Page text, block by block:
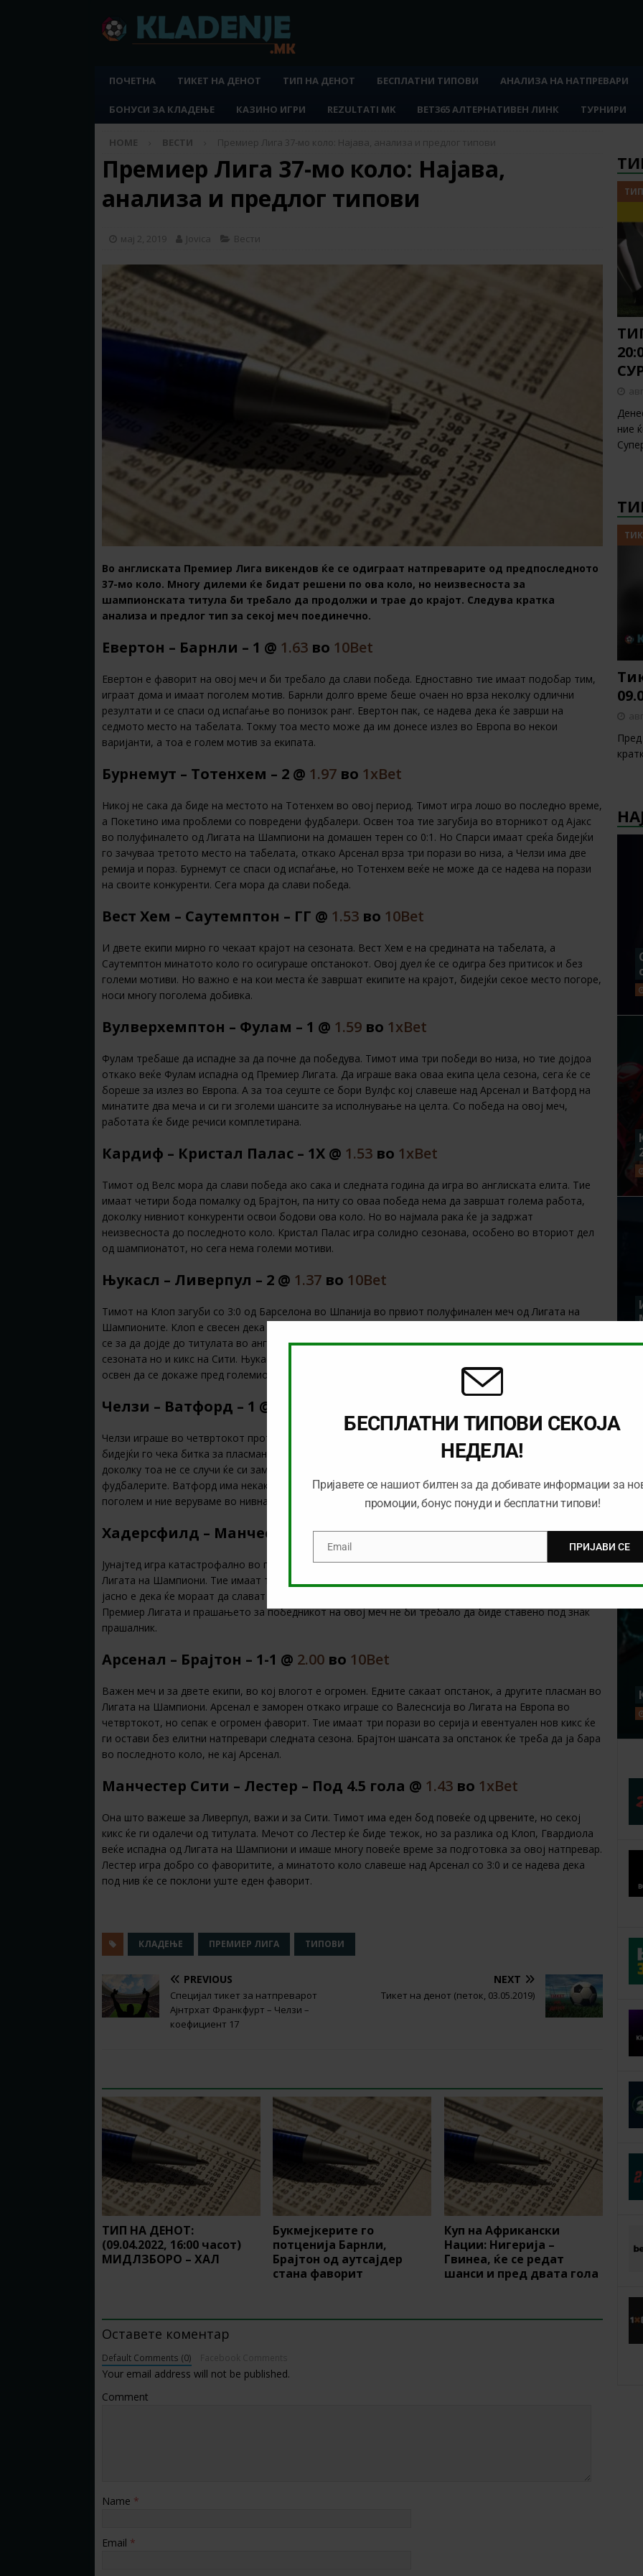
ПОЧЕТНА ТИКЕТ НА ДЕНОТ ТИП НА ДЕНОТ БЕСПЛАТНИ ТИПОВИ АНАЛИЗА НА НАТПРЕВАРИ
БОНУСИ ЗА КЛАДЕЊЕ КАЗИНО ИГРИ REZULTATI MK BET365 АЛТЕРНАТИВЕН ЛИНК ТУРНИРИ
HOME ВЕСТИ Премиер Лига 37-мо коло: Најава, анализа и предлог типови
Премиер Лига 37-мо коло: Најава,
анализа и предлог типови
мај 2, 2019 Jovica Вести
Во англиската Премиер Лига викендов ќе се одиграат натпреварите од предпоследното
37-мо коло. Многу дилеми ќе бидат решени по ова коло, но неизвесноста за
шампионската титула би требало да продолжи и трае до крајот. Следува кратка
анализа и предлог тип за секој меч поединечно.
Евертон – Барнли – 1 @ 1.63 во 10Bet
Евертон е фаворит на овој меч и би требало да слави победа. Едноставно тие имаат подобар тим,
играат дома и имаат поголем мотив. Барнли долго време беше очаен но врза неколку одлични
резултати и се спаси од испаѓање во понизок ранг. Евертон пак, се надева дека ќе заврши на
седмото место на табелата. Токму тоа место може да им донесе излез во Европа во некои
варијанти, а тоа е голем мотив за екипата.
Бурнемут – Тотенхем – 2 @ 1.97 во 1хBet
Никој не сака да биде на местото на Тотенхем во овој период. Тимот игра лошо во последно време,
а Покетино има проблеми со повредени фудбалери. Освен тоа тие загубија во вторникот од Ајакс
во полуфиналето од Лигата на Шампиони на домашен терен со 0:1. Но Спарси имаат среќа бидејќи
го зачуваа третото место на табелата, откако Арсенал врза три порази во низа, а Челзи има две
ремија и пораз. Бурнемут се спаси од испаѓање, но Тотенхем веќе не може да се надева на порази
на своите конкуренти. Сега мора да слави победа.
Вест Хем – Саутемптон – ГГ @ 1.53 во 10Bet
И двете екипи мирно го чекаат крајот на сезоната. Вест Хем е на средината на табелата, а
Саутемптон минатото коло го осигураше опстанокот. Овој дуел ќе се одигра без притисок и без
големи мотиви. Но важно е на кои места ќе завршат екипите на крајот, бидејќи секое место погоре,
носи многу поголема добивка.
Вулверхемптон – Фулам – 1 @ 1.59 во 1хBet
Фулам требаше да испадне за да почне да победува. Тимот има три победи во низа, но тие дојдоа
откако веќе Фулам испадна од Премиер Лигата. Да играше вака оваа екипа цела сезона, сега ќе се
бореше за излез во Европа. А за тоа сеуште се бори Вулфс кој славеше над Арсенал и Ватфорд на
минатите два меча и си ги зголеми шансите за исполнување на целта. Со победа на овој меч,
работата ќе биде речиси комплетирана.
Кардиф – Кристал Палас – 1Х @ 1.53 во 1хBet
Тимот од Велс мора да слави победа ако сака и следната година да игра во англиската елита. Тие
имаат четири бода помалку од Брајтон, па ниту со оваа победа нема да завршат голема работа,
доколку нивниот конкуренти освои бодови ова коло. Но во најмала рака ќе ја задржат
неизвесноста до последното коло. Кристал Палас игра солидно сезонава, особено во вториот дел
од шампионатот, но сега нема големи мотиви.
Њукасл – Ливерпул – 2 @ 1.37 во 10Bet
Тимот на Клоп загуби со 3:0 од Барселона во Шпанија во првиот полуфинален меч од Лигата на
Шампионите. Клоп е свесен дека тоа е речиси недостижен резултат пред реваншот, па ќе направи
се за да дојде до титулата во англиската Премиер Лига. За тоа им се потребни победи до крајот на
сезоната но и кикс на Сити. Њукасл го чека крајот на сезоната, ќе игра без притисок и без мотив,
освен да се докаже пред големиот фаворит.
Челзи – Ватфорд – 1 @ 1.43 во
Челзи играше во четвртокот против Ајнтрахт Франкфурд во Германија, но нема време за одмор
бидејќи го чека битка за пласман во Лигата на Шампиони следната сезона. Сари е свесен дека
доколку тоа не се случи ќе си замине од тимот, а нешто слично ќе се случи и со дел од
фудбалерите. Ватфорд има некакви шанси за пласман во Лигата на Европа, но влогот на Челзи е
поголем и ние веруваме во нивна победа.
Хадерсфилд – Манчестер Јунајтед – 2 @1.35во1хBet
Јунајтед игра катастрофално во последно време, но и порај тоа ги задржа шансите за пласман во
Лигата на Шампиони. Тие имаат три бода помалку од Челзи кој е на четвртото место на табелата и
јасно е дека ќе мораат да слават на натпреварите до крајот. Хадерсфилд е одамна испаднат од
Премиер Лигата и прашањето за победникот на овој меч не би требало да биде ставено под знак
прашалник.
Арсенал – Брајтон – 1-1 @ 2.00 во 10Bet
Важен меч и за двете екипи, во кој влогот е огромен. Едните сакаат опстанок, а другите пласман во
Лигата на Шампиони. Арсенал е заморен откако играше со Валеснсија во Лигата на Европа во
четвртокот, но сепак е огромен фаворит. Тие имаат три порази во серија и евентуален нов кикс ќе
ги остави без елитни натпревари следната сезона. Брајтон шансата за опстанок ќе треба да ја бара
во последното коло, не кај Арсенал.
Манчестер Сити – Лестер – Под 4.5 гола @ 1.43 во 1хBet
Она што важеше за Ливерпул, важи и за Сити. Тимот има еден бод повеќе од црвените, но секој
кикс ќе ги одалечи од титулата. Мечот со Лестер ќе биде тежок, но за разлика од Клоп, Гвардиола
веќе испадна од Лигата на Шампиони и имаше многу повеќе време за подготовка за овој натпревар.
Лестер игра добро со фаворитите, а минатото коло славеше над Арсенал со 3:0 и се надева дека
под нив ќе се поклони уште еден фаворит.
КЛАДЕЊЕ ПРЕМИЕР ЛИГА ТИПОВИ
PREVIOUS
Специјал тикет за натпреварот
Ајнтрхат Франкфурт – Челзи –
коефициент 17
NEXT
Тикет на денот (петок, 03.05.2019)
ТИП НА ДЕНОТ:
(09.04.2022, 16:00 часот)
МИДЛЗБОРО – ХАЛ
Букмејкерите го
потценија Барнли,
Брајтон од аутсајдер
стана фаворит
Куп на Африкански
Нации: Нигерија –
Гвинеа, ќе се редат
шанси и пред двата гола
Оставете коментар
Default Comments (0)
Your email address will not be published.
Comment
Name *
Email *
ние
БЕСПЛАТНИ ТИПОВИ СЕКОЈА
НЕДЕЛА!
Пријавете се нашиот билтен за да добивате информации за
промоции, бонус понуди и бесплатни типови!
EmailEmail ПРИЈАВИ СЕ